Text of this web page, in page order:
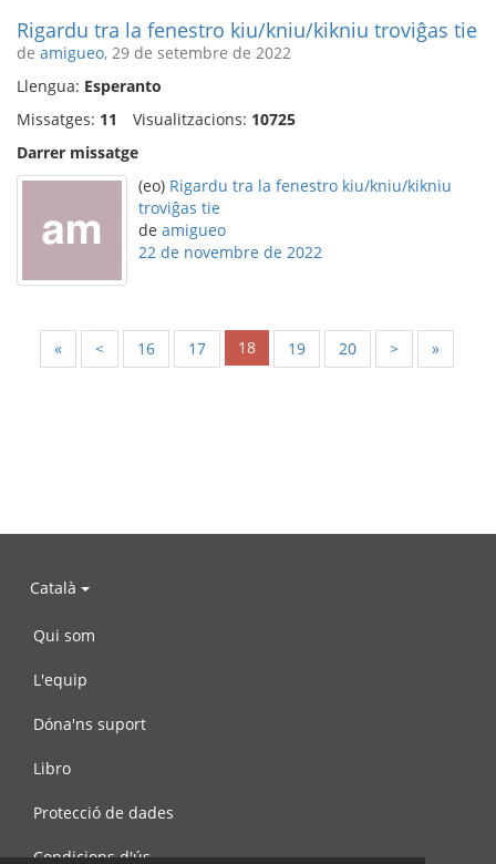
Rigardu tra la fenestro kiu/kniu/kikniu troviĝas tie
de amigueo, 29 de setembre de 2022
Llengua: Esperanto
Missatges: 11 Visualitzacions: 10725
Darrer missatge
(eo) Rigardu tra la fenestro kiu/kniu/kikniu
troviĝas tie
de amigueo
22 de novembre de 2022
« < 16 17 18 19 20 > »
Català
Qui som
L'equip
Dóna'ns suport
Libro
Protecció de dades
Condicions d'ús